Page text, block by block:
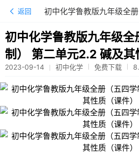
返回
初中化学鲁教版九年级全
制） 第二单元2.2 碱及其
2023-09-14 初中化学 免费下载